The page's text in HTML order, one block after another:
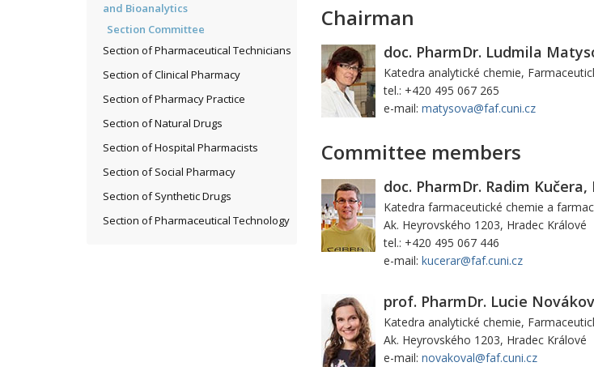
and Bioanalytics
Section Committee
Section of Pharmaceutical Technicians
Section of Clinical Pharmacy
Section of Pharmacy Practice
Section of Natural Drugs
Section of Hospital Pharmacists
Section of Social Pharmacy
Section of Synthetic Drugs
Section of Pharmaceutical Technology
Chairman
doc. PharmDr. Ludmila
Katedra analytické chemie,
tel.: +420 495 067 265
e-mail: matysova@faf.cuni.cz
Committee members
doc. PharmDr. Radim Kučera,
Katedra farmaceutické chemie a
Ak. Heyrovského 1203, Hradec Králové
tel.: +420 495 067 446
e-mail: kucerar@faf.cuni.cz
prof. PharmDr. Lucie
Katedra analytické chemie,
Ak. Heyrovského 1203, Hradec Králové
e-mail: novakoval@faf.cuni.cz